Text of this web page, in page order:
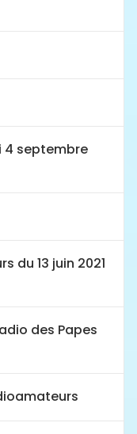
4 septembre
du 13 juin 2021
des Papes